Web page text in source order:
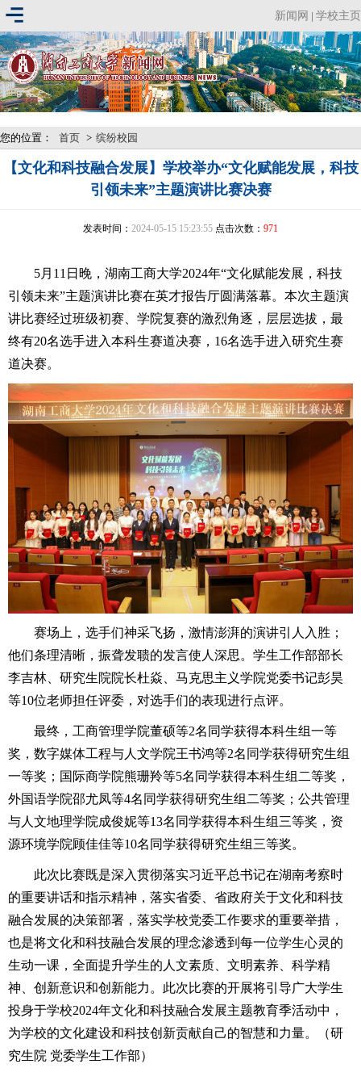
新闻网 学校主页
您的位置： 首页 > 缤纷校园
【文化和科技融合发展】学校举办“文化赋能发展，科技
引领未来”主题演讲比赛决赛
发表时间： 2024-05-15 15:23:55 点击次数： 971
5月11日晚，湖南工商大学2024年“文化赋能发展，科技
引领未来”主题演讲比赛在英才报告厅圆满落幕。本次主题演
讲比赛经过班级初赛、学院复赛的激烈角逐，层层选拔，最
终有20名选手进入本科生赛道决赛，16名选手进入研究生赛
道决赛。
赛场上，选手们神采飞扬，激情澎湃的演讲引人入胜；
他们条理清晰，振聋发聩的发言使人深思。 学生工作部部长
李吉林、研究生院院长杜焱、马克思主义学院党委书记彭昊
等10位老师担任评委，对选手们的表现进行点评。
最终，工商管理学院董硕等2名同学获得本科生组一等
奖，数字媒体工程与人文学院王书鸿等2名同学获得研究生组
一等奖；国际商学院熊珊羚等5名同学获得本科生组二等奖，
外国语学院邵尤凤等4名同学获得研究生组二等奖；公共管理
与人文地理学院成俊妮等13名同学获得本科生组三等奖，资
源环境学院顾佳佳等10名同学获得研究生组三等奖。
此次比赛既是深入贯彻落实习近平总书记在湖南考察时
的重要讲话和指示精神，落实省委、省政府关于文化和科技
融合发展的决策部署，落实学校党委工作要求的重要举措，
也是将文化和科技融合发展的理念渗透到每一位学生心灵的
生动一课，全面提升学生的人文素质、文明素养、科学精
神、创新意识和创新能力。此次比赛的开展将引导广大学生
投身于学校2024年文化和科技融合发展主题教育季活动中，
为学校的文化建设和科技创新贡献自己的智慧和力量。（研
究生院 党委学生工作部）